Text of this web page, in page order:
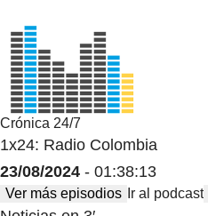
Crónica 24/7
1x24: Radio Colombia
23/08/2024 - 01:38:13
Ver más episodios Ir al podcast